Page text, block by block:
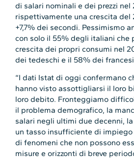
di salari nominali e dei prezzi nel
rispettivamente una crescita del
+7,7% dei secondi. Pessimismo
con solo il 55% degli italiani che
crescita dei propri consumi nel
dei tedeschi e il 58% dei
“I dati Istat di oggi confermano
hanno visto assottigliarsi il loro
loro debito. Fronteggiamo
il problema demografico, la
salari negli ultimi due decenni,
un tasso insufficiente di
di fenomeni che non possono
misure e orizzonti di breve